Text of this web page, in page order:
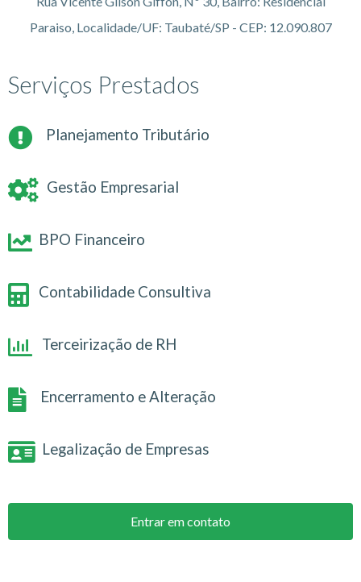
Paraiso, Localidade/UF: Taubaté/SP - CEP: 12.090.807
Serviços Prestados
Planejamento Tributário
Gestão Empresarial
BPO Financeiro
Contabilidade Consultiva
Terceirização de RH
Encerramento e Alteração
Legalização de Empresas
Entrar em contato